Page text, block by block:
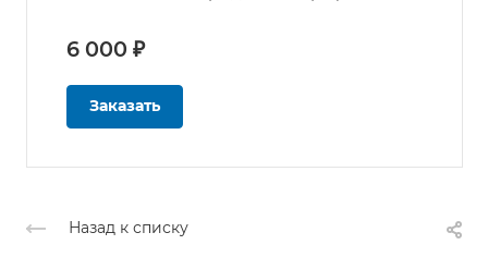
6 000 ₽
Заказать
Назад к списку